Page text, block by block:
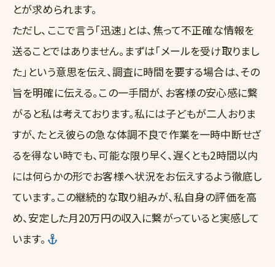
とが求められます。
ただし、ここで言う「迅速」とは、焦って不正確な情報を
送ることではありません。まずは「メールを受け取りまし
た」という意思を伝え、調査に時間を要する場合は、その
旨を明確に伝える。この一手間が、お客様の安心感に繋
がると私は考えております。私には子どもが二人おりま
すが、たとえ彼らの急な体調不良で作業を一時中断せざ
るを得ない時でも、可能な限り早く、遅くとも2時間以内
には何らかの形でお客様へ状況をお伝えするよう徹底し
ています。この継続的な取り組みが、私自身の評価を高
め、安定した月20万円の収入に繋がっていると実感して
います。